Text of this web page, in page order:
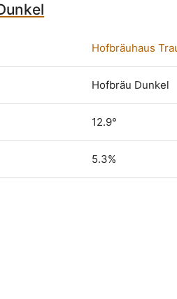
Hofbräuhaus
Hofbräu Dunkel
12.9°
5.3%